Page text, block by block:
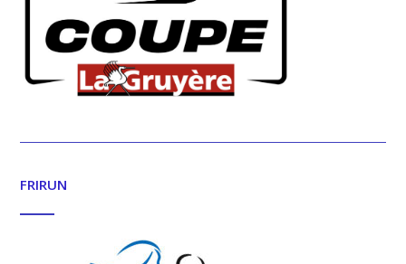
FRIRUN